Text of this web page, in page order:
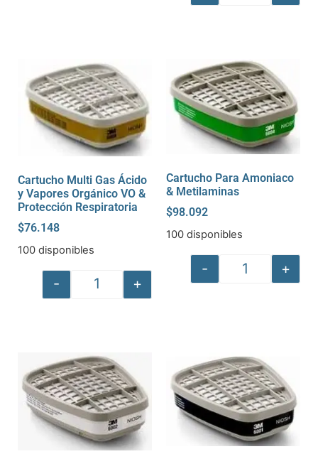
Cartucho Multi Gas Ácido
y Vapores Orgánico VO &
Protección Respiratoria
$76.148
100 disponibles
- +
Cartucho Para Amoniaco
& Metilaminas
$98.092
100 disponibles
- +